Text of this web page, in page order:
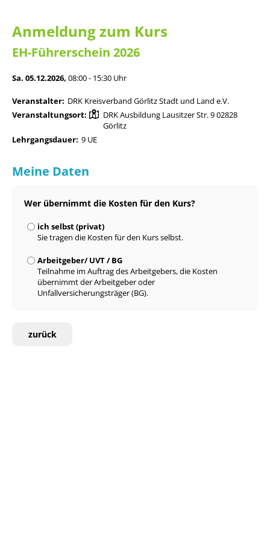
Anmeldung zum Kurs
EH-Führerschein 2026
Sa. 05.12.2026, 08:00 - 15:30 Uhr
Veranstalter: DRK Kreisverband Görlitz Stadt und Land e.V.
Veranstaltungsort:
DRK Ausbildung Lausitzer Str. 9 02828
Görlitz
Lehrgangsdauer: 9 UE
Meine Daten
Wer übernimmt die Kosten für den Kurs?
ich selbst (privat)
Sie tragen die Kosten für den Kurs selbst.
Arbeitgeber/ UVT / BG
Teilnahme im Auftrag des Arbeitgebers, die Kosten
übernimmt der Arbeitgeber oder
Unfallversicherungsträger (BG).
zurück